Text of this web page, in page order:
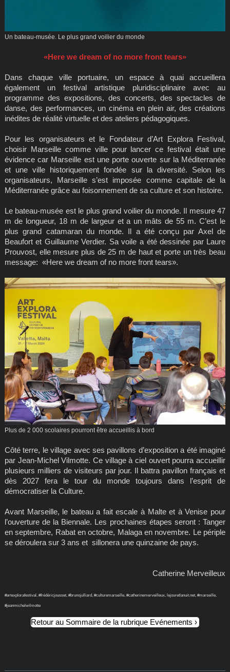
Un bateau-musée. Le plus grand voilier du monde
«Here we dream of no more front tears»
Dans chaque ville portuaire, un espace à quai accueillera
également un festival artistique pluridisciplinaire avec au
programme des expositions, des concerts, des spectacles de
danse, des performances, un cinéma en plein air, des créations
inédites de réalité virtuelle et des ateliers pédagogiques.
Pour les organisateurs et le Fondateur d’Art Explora Festival,
choisir Marseille comme ville pour lancer ce festival était une
évidence car Marseille est une porte ouverte sur la Méditerranée
et une ville historiquement fondée sur la diversité. Selon les
organisateurs, Marseille s’est imposée comme capitale de la
Méditerranée grâce au foisonnement de sa culture et son histoire.
Le bateau-musée est le plus grand voilier du monde. Il mesure 47
m de longueur, 18 m de largeur et a un mâts de 55 m. C’est le
plus grand catamaran du monde. Il a été conçu par Axel de
Beaufort et Guillaume Verdier. Sa voile a été dessinée par Laure
Prouvost, elle mesure plus de 25 m de haut et porte un très beau
message: «Here we dream of no more front tears».
Plus de 2 000 scolaires pourront être accueillis à bord
Côté terre, le village avec ses pavillons d’exposition a été imaginé
par Jean-Michel Vilmotte. Ce village à ciel ouvert pourra accueillir
plusieurs milliers de visiteurs par jour. Il battra pavillon français et
dès 2027 fera le tour du monde toujours dans l’esprit de
démocratiser la Culture.
Avant Marseille, le bateau a fait escale à Malte et à Venise pour
l’ouverture de la Biennale. Les prochaines étapes seront : Tanger
en septembre, Rabat en octobre, Malaga en novembre. Le périple
se déroulera sur 3 ans et sillonera une quinzaine de pays.
Catherine Merveilleux
#artexplorafestival, #frédéricjousset, #brunojulliard, #culturemarseille, #catherinemerveilleux, lejouretlanuit.net, #marseille,
#jeanmichelwilmotte
Retour au Sommaire de la rubrique Evénements